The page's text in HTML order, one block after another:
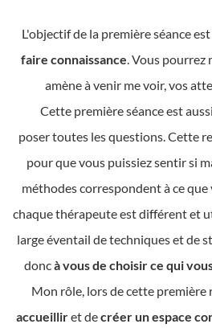
L'objectif de la première séance
faire connaissance. Vous pourrez
amène à venir me voir, vos
Cette première séance est
poser toutes les questions. Cette
pour que vous puissiez sentir si
méthodes correspondent à ce que
chaque thérapeute est différent et
large éventail de techniques et de
doncà vous de choisir ce qui
Mon rôle, lors de cette première
accueilliret decréer un espace